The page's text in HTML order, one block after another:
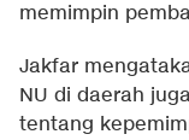
memimpin
Jakfar
NU di daerah
tentang